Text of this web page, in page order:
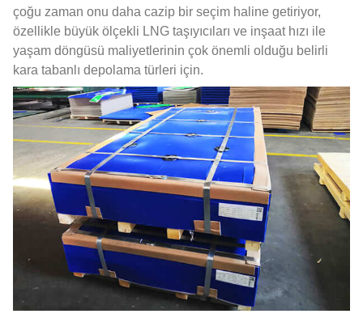
çoğu zaman onu daha cazip bir seçim haline getiriyor,
özellikle büyük ölçekli LNG taşıyıcıları ve inşaat hızı ile
yaşam döngüsü maliyetlerinin çok önemli olduğu belirli
kara tabanlı depolama türleri için.